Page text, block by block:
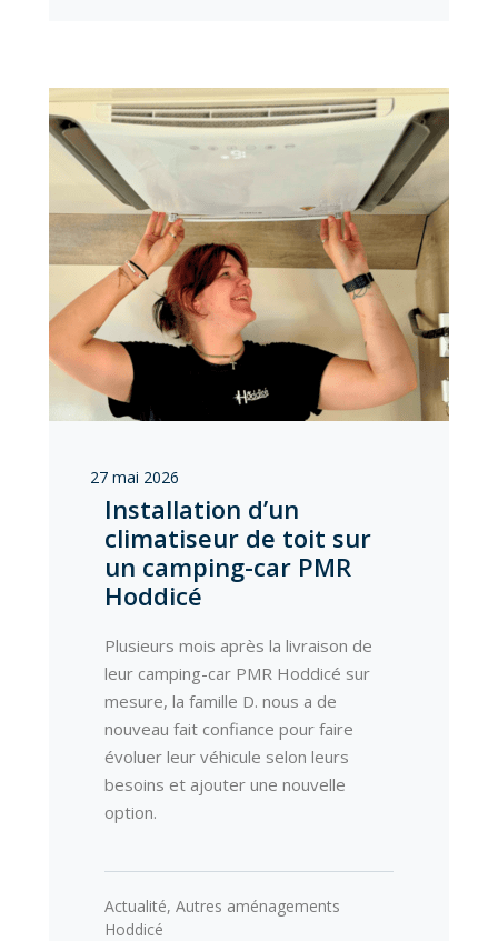
27 mai 2026
Installation d’un
climatiseur de toit sur
un camping-car PMR
Hoddicé
Plusieurs mois après la livraison de
leur camping-car PMR Hoddicé sur
mesure, la famille D. nous a de
nouveau fait confiance pour faire
évoluer leur véhicule selon leurs
besoins et ajouter une nouvelle
option.
Actualité, Autres aménagements
Hoddicé